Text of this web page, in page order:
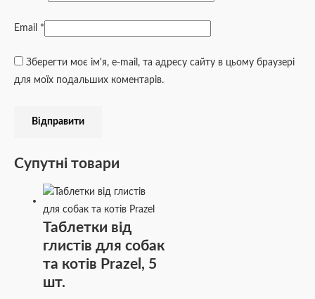
Email *
Зберегти моє ім'я, e-mail, та адресу сайту в цьому браузері
для моїх подальших коментарів.
Супутні товари
Таблетки від
глистів для собак
та котів Prazel, 5
шт.